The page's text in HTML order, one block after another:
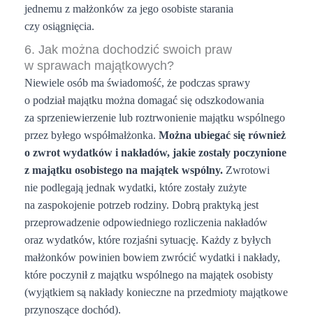
jednemu z małżonków za jego osobiste starania
czy osiągnięcia.
6. Jak można dochodzić swoich praw
w sprawach majątkowych?
Niewiele osób ma świadomość, że podczas sprawy
o podział majątku można domagać się odszkodowania
za sprzeniewierzenie lub roztrwonienie majątku wspólnego
przez byłego współmałżonka. Można ubiegać się również
o zwrot wydatków i nakładów, jakie zostały poczynione
z majątku osobistego na majątek wspólny.Zwrotowi
nie podlegają jednak wydatki, które zostały zużyte
na zaspokojenie potrzeb rodziny. Dobrą praktyką jest
przeprowadzenie odpowiedniego rozliczenia nakładów
oraz wydatków, które rozjaśni sytuację. Każdy z byłych
małżonków powinien bowiem zwrócić wydatki i nakłady,
które poczynił z majątku wspólnego na majątek osobisty
(wyjątkiem są nakłady konieczne na przedmioty majątkowe
przynoszące dochód).